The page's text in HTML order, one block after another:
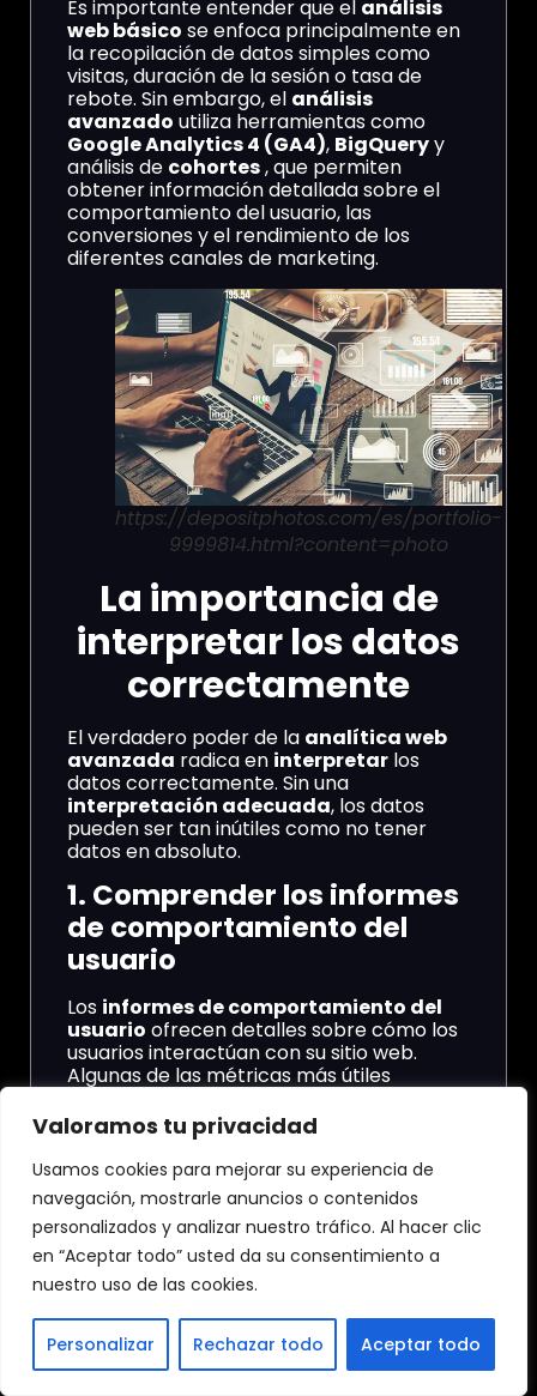
Valoramos tu privacidad
Usamos cookies para mejorar su experiencia de
navegación, mostrarle anuncios o contenidos
personalizados y analizar nuestro tráfico. Al hacer clic
en “Aceptar todo” usted da su consentimiento a
nuestro uso de las cookies.
Personalizar Rechazar todo Aceptar todo
Es importante entender que el análisis
web básico se enfoca principalmente en
la recopilación de datos simples como
visitas, duración de la sesión o tasa de
rebote. Sin embargo, el análisis
avanzado utiliza herramientas como
Google Analytics 4 (GA4), BigQueryy
análisis de cohortes, que permiten
obtener información detallada sobre el
comportamiento del usuario, las
conversiones y el rendimiento de los
diferentes canales de marketing.
https://depositphotos.com/es/portfolio-
9999814.html?content=photo
La importancia de
interpretar los datos
correctamente
El verdadero poder de la analítica web
avanzada radica en interpretar los
datos correctamente. Sin una
interpretación adecuada, los datos
pueden ser tan inútiles como no tener
datos en absoluto.
1. Comprender los informes
de comportamiento del
usuario
Los informes de comportamiento del
usuario ofrecen detalles sobre cómo los
usuarios interactúan con su sitio web.
Algunas de las métricas más útiles
Páginas vistas: Cuantas páginas
visitaron los usuarios y cómo
navegaron entre ellas.
Flujos de usuarios: El camino que
los usuarios toman dentro de tu sitio
web, lo que te permite identificar las
páginas que retienen la atención de
los visitantes.
Tasa de rebote: Cuántos usuarios
abandonan tu página sin interactuar,
lo que puede indicar problemas en la